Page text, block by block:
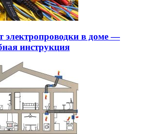
электропроводки в доме —
инструкция